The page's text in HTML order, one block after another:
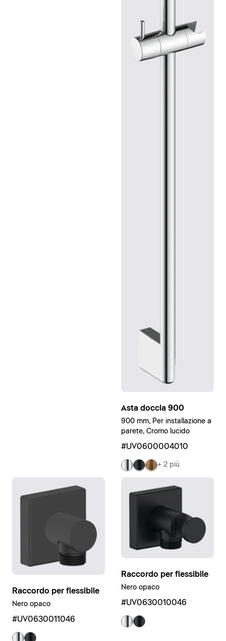
Asta doccia 900
900 mm, Per installazione a
parete, Cromo lucido
#UV0600004010
+ 2 più
Raccordo per flessibile
Nero opaco
#UV0630011046
Raccordo per flessibile
Nero opaco
#UV0630010046